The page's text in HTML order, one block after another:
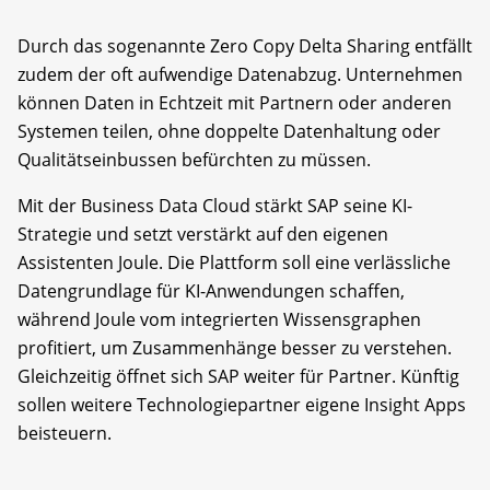
Durch das sogenannte Zero Copy Delta Sharing entfällt
zudem der oft aufwendige Datenabzug. Unternehmen
können Daten in Echtzeit mit Partnern oder anderen
Systemen teilen, ohne doppelte Datenhaltung oder
Qualitätseinbussen befürchten zu müssen.
Mit der Business Data Cloud stärkt SAP seine KI-
Strategie und setzt verstärkt auf den eigenen
Assistenten Joule. Die Plattform soll eine verlässliche
Datengrundlage für KI-Anwendungen schaffen,
während Joule vom integrierten Wissensgraphen
profitiert, um Zusammenhänge besser zu verstehen.
Gleichzeitig öffnet sich SAP weiter für Partner. Künftig
sollen weitere Technologiepartner eigene Insight Apps
beisteuern.